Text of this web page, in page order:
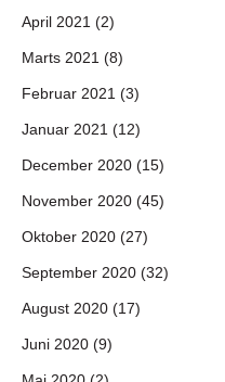
April 2021 (2)
Marts 2021 (8)
Februar 2021 (3)
Januar 2021 (12)
December 2020 (15)
November 2020 (45)
Oktober 2020 (27)
September 2020 (32)
August 2020 (17)
Juni 2020 (9)